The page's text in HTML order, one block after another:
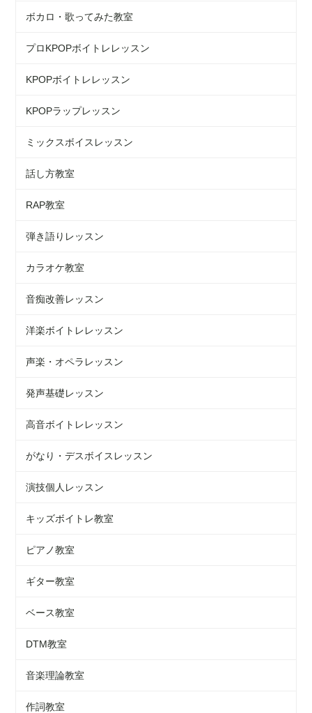
ボカロ・歌ってみた教室
プロKPOPボイトレレッスン
KPOPボイトレレッスン
KPOPラップレッスン
ミックスボイスレッスン
話し方教室
RAP教室
弾き語りレッスン
カラオケ教室
音痴改善レッスン
洋楽ボイトレレッスン
声楽・オペラレッスン
発声基礎レッスン
高音ボイトレレッスン
がなり・デスボイスレッスン
演技個人レッスン
キッズボイトレ教室
ピアノ教室
ギター教室
ベース教室
DTM教室
音楽理論教室
作詞教室